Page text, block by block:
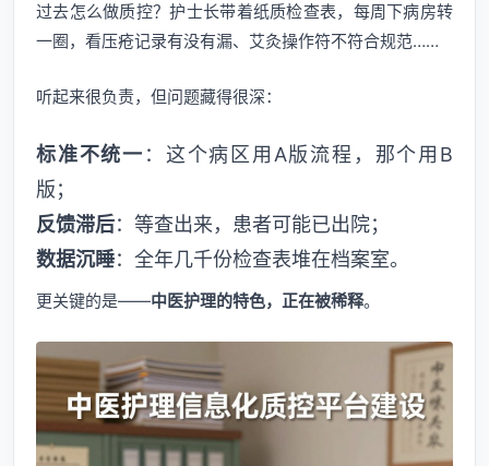
过去怎么做质控？护士长带着纸质检查表，每周下病房转
一圈，看压疮记录有没有漏、艾灸操作符不符合规范……
听起来很负责，但问题藏得很深：
标准不统一 ：这个病区用A版流程，那个用B
版；
反馈滞后：等查出来，患者可能已出院；
数据沉睡：全年几千份检查表堆在档案室。
更关键的是——中医护理的特色，正在被稀释。